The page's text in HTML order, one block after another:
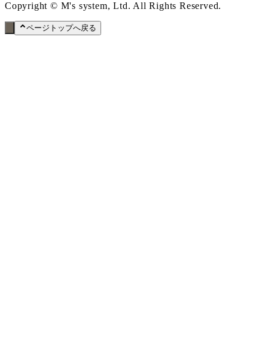
Copyright © M's system, Ltd. All Rights Reserved.
ページトップへ戻る